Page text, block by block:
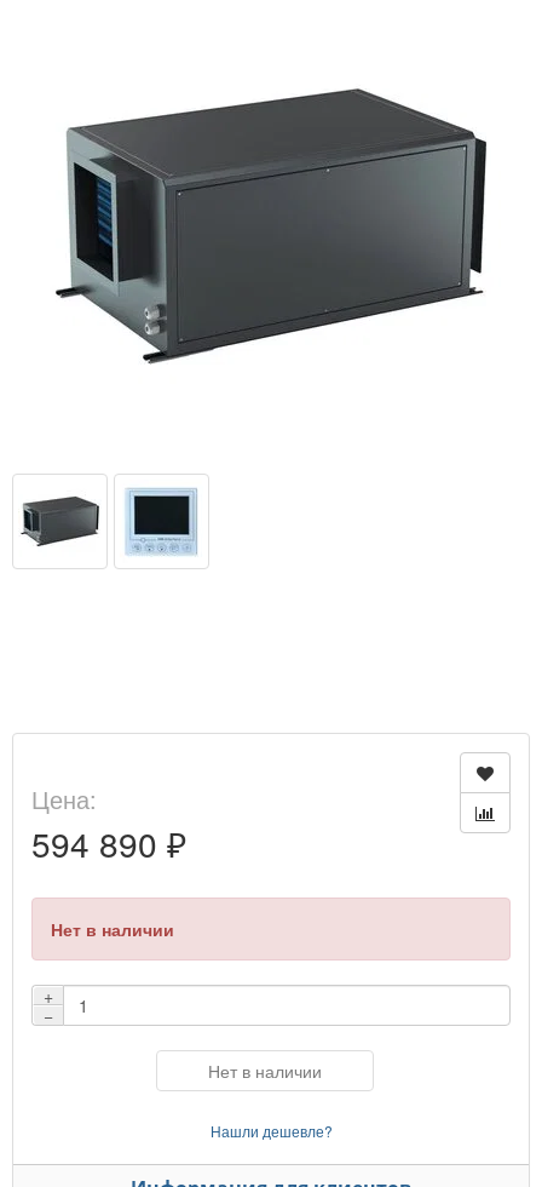
Цена:
594 890 ₽
Нет в наличии
+
−
Нет в наличии
Нашли дешевле?